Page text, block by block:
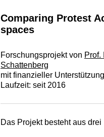
Comparing Protest
spaces
Forschungsprojekt von Prof.
Schattenberg
mit finanzieller
Laufzeit: seit 2016
Das Projekt besteht aus drei